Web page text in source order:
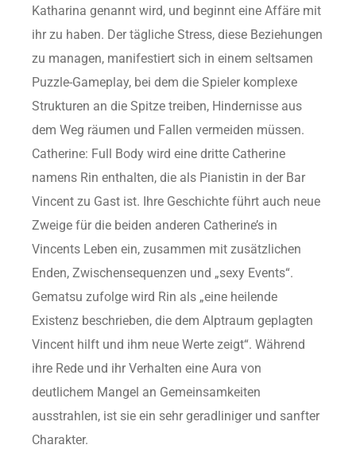
Katharina genannt wird, und beginnt eine Affäre mit
ihr zu haben. Der tägliche Stress, diese Beziehungen
zu managen, manifestiert sich in einem seltsamen
Puzzle-Gameplay, bei dem die Spieler komplexe
Strukturen an die Spitze treiben, Hindernisse aus
dem Weg räumen und Fallen vermeiden müssen.
Catherine: Full Body wird eine dritte Catherine
namens Rin enthalten, die als Pianistin in der Bar
Vincent zu Gast ist. Ihre Geschichte führt auch neue
Zweige für die beiden anderen Catherine’s in
Vincents Leben ein, zusammen mit zusätzlichen
Enden, Zwischensequenzen und „sexy Events“.
Gematsu zufolge wird Rin als „eine heilende
Existenz beschrieben, die dem Alptraum geplagten
Vincent hilft und ihm neue Werte zeigt“. Während
ihre Rede und ihr Verhalten eine Aura von
deutlichem Mangel an Gemeinsamkeiten
ausstrahlen, ist sie ein sehr geradliniger und sanfter
Charakter.